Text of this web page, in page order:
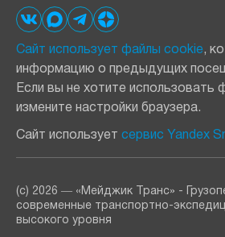
Сайт использует файлы cookie,
информацию о предыдущих
Если вы не хотите использовать
измените настройки браузера.
Сайт использует сервис Yandex
(с) 2026 ― «Мейджик Транс» -
современные транспортно-
высокого уровня